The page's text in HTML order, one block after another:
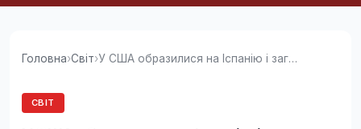
Головна›Світ› У США образилися на Іспанію і заговорили про...
СВІТ